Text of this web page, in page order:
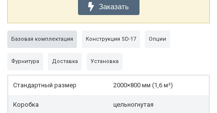
Заказать
Базовая комплектация Конструкция SD-17 Опции
Фурнитура Доставка Установка
Стандартный размер 2000×800 мм (1,6 м²)
Коробка цельногнутая